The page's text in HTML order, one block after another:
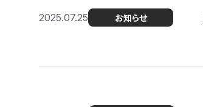
2025.07.25 お知らせ